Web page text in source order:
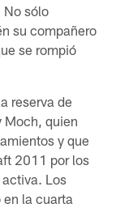
No sólo
su compañero
se rompió
reserva de
Moch, quien
y que
2011 por los
Los
la cuarta